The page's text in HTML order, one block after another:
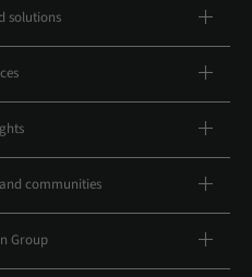
solutions
communities
Group